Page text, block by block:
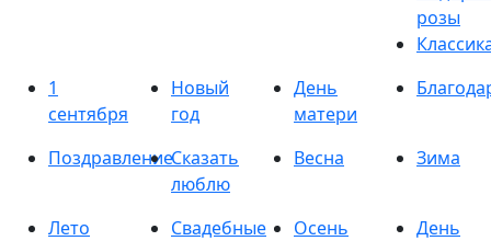
розы
1
сентября
Новый
год
День
матери
ПоздравлениеСказать
люблю
Весна Зима
Лето
Свадебные
Осень
День